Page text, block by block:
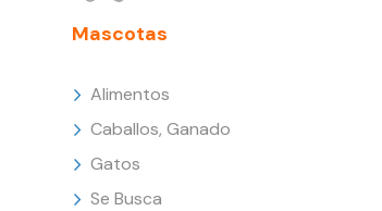
Mascotas
Alimentos
Caballos, Ganado
Gatos
Se Busca